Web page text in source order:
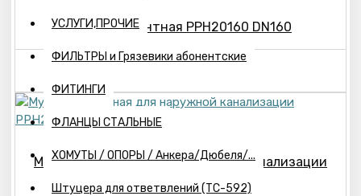
УСЛУГИ,ПРОЧИЕ
ФИЛЬТРЫ и Грязевики абонентские
ФИТИНГИ
ФЛАНЦЫ СТАЛЬНЫЕ
ХОМУТЫ / ОПОРЫ / Анкера/Дюбеля/...
Штуцера для ответвлений (ТС-592)
Муфта ремонтная PPH20160 DN160
232р.
Муфта ремонтная для наружной канализации
PPH20160 DN160